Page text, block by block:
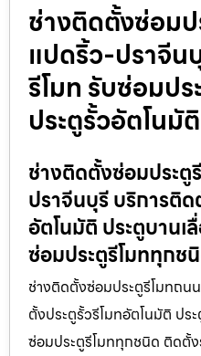
ช่างติดตั้งซ่อม
แปดริ้ว-ปราจีน
รีโมท รับซ่อมปร
ประตูรั้วอัตโนมั
ช่างติดตั้งซ่อมประ
ปราจีนบุรี บริการติด
อัตโนมัติ ประตูบานเ
ซ่อมประตูรีโมททุกช
ช่างติดตั้งซ่อมประตูรีโมทถน
ตั้งประตูรั้วรีโมทอัตโนมัติ ปร
ซ่อมประตูรีโมททุกชนิด ติดตั้ง